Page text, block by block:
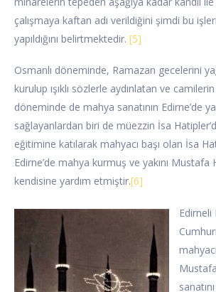
çalışmaya kaftan adı verildiğini şimdi bu
yapıldığını belirtmektedir. [5]
Osmanlı döneminde, Ramazan gecelerini
kurulup ışıklı sözlerle aydınlatan ve
döneminde de mahya sanatının Edirne’de
sağlayanlardan biri de müezzin İsa
eğitimine katılarak mahyacı başı olan İsa
Edirne’de mahya kurmuş ve yakını Mustafa
kendisine yardım etmiştir.[6]
Edirneli